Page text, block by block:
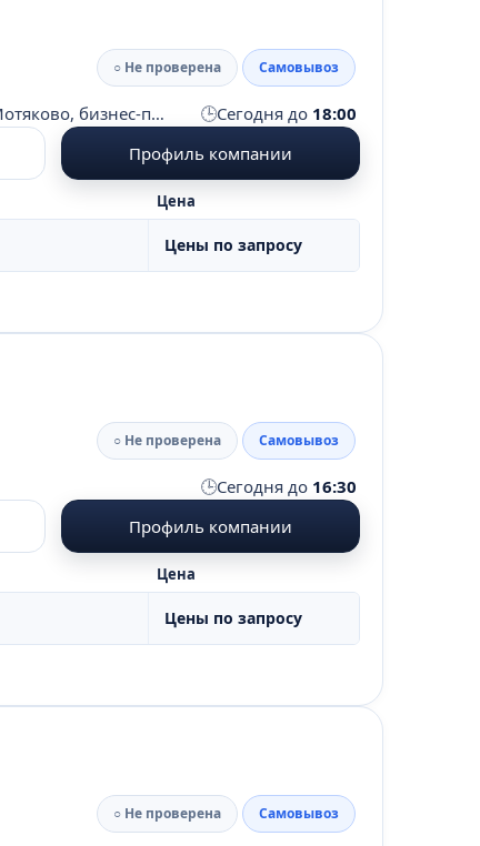
○ Не проверена Самовывоз
Московская область, г. Люберцы, д. Мотяково, тер. Промзона Мотяково, бизнес-парк Флагман, д. 50/15, пом. 213 🕒Сегодня до 18:00
Профиль компании
Цена
Цены по запросу
○ Не проверена Самовывоз
🕒Сегодня до 16:30
Профиль компании
Цена
Цены по запросу
○ Не проверена Самовывоз